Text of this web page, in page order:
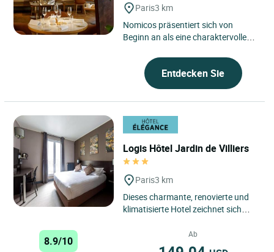
Paris3 km
Nomicos präsentiert sich von
Beginn an als eine charaktervolle
Teritoria, im Herzen des 16....
Entdecken Sie
Logis Hôtel Jardin de Villiers
Paris3 km
Dieses charmante, renovierte und
klimatisierte Hotel zeichnet sich
Atmosphäre und diskrete Eleganz...
8.9/10
Ab